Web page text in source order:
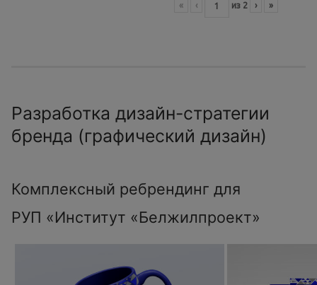
« ‹ из 2 › »
Разработка дизайн-стратегии
бренда (графический дизайн)
Комплексный ребрендинг для
РУП «Институт «Белжилпроект»